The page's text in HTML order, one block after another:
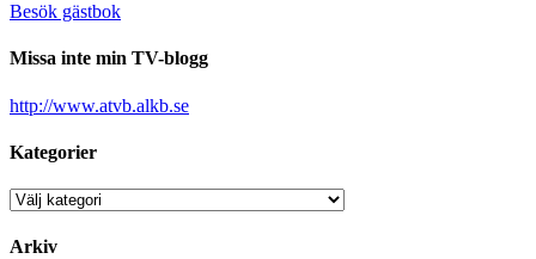
Besök gästbok
Missa inte min TV-blogg
http://www.atvb.alkb.se
Kategorier
Kategorier
Arkiv